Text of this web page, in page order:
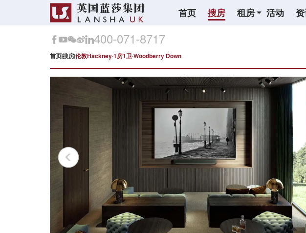
首页 搜房 租房 活动
400-071-8717
首页搜房伦敦Hackney·1房1卫·Woodberry Down